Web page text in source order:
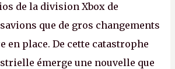
de la division Xbox de
que de gros changements
en place. De cette catastrophe
émerge une nouvelle que